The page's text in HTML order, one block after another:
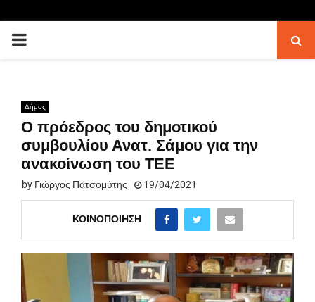
PRIMARY
Δήμος
Ο πρόεδρος του δημοτικού
συμβουλίου Ανατ. Σάμου για την
ανακοίνωση του ΤΕΕ
by Γιώργος Πατσομύτης 19/04/2021
ΚΟΙΝΟΠΟΊΗΣΗ